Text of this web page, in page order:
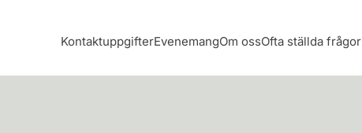
KontaktuppgifterEvenemangOm ossOfta ställda frågor